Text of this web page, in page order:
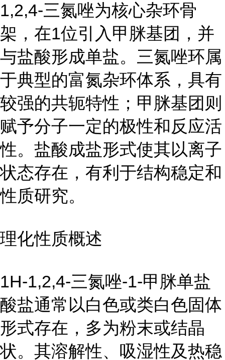
1,2,4-三氮唑为核心杂环骨
架，在1位引入甲脒基团，并
与盐酸形成单盐。三氮唑环属
于典型的富氮杂环体系，具有
较强的共轭特性；甲脒基团则
赋予分子一定的极性和反应活
性。盐酸成盐形式使其以离子
状态存在，有利于结构稳定和
性质研究。
理化性质概述
1H-1,2,4-三氮唑-1-甲脒单盐
酸盐通常以白色或类白色固体
形式存在，多为粉末或结晶
状。其溶解性、吸湿性及热稳